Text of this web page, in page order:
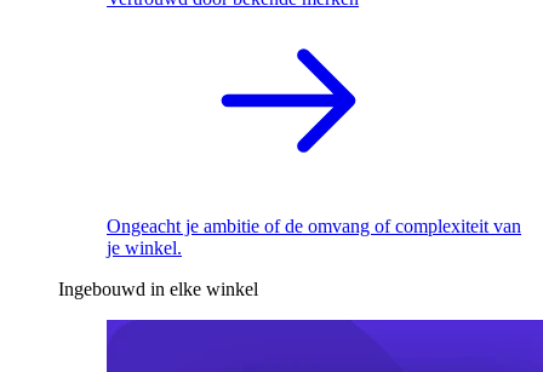
Ongeacht je ambitie of de omvang of complexiteit van
je winkel.
Ingebouwd in elke winkel